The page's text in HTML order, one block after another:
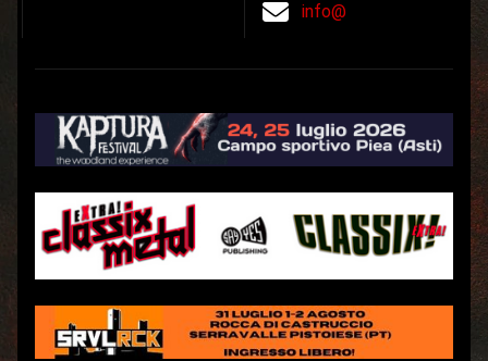
info@